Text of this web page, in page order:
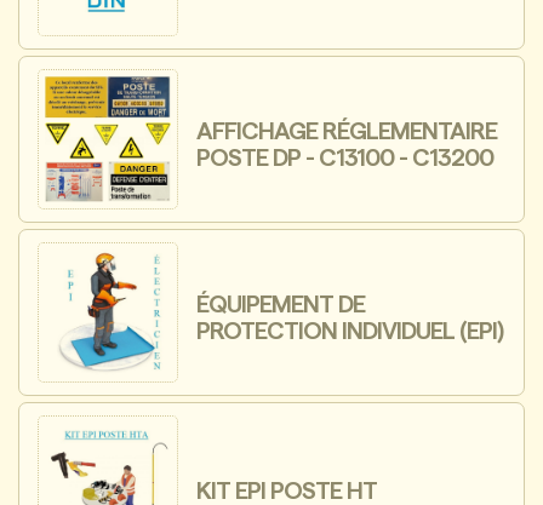
AFFICHAGE RÉGLEMENTAIRE
POSTE DP - C13100 - C13200
ÉQUIPEMENT DE
PROTECTION INDIVIDUEL (EPI)
KIT EPI POSTE HT